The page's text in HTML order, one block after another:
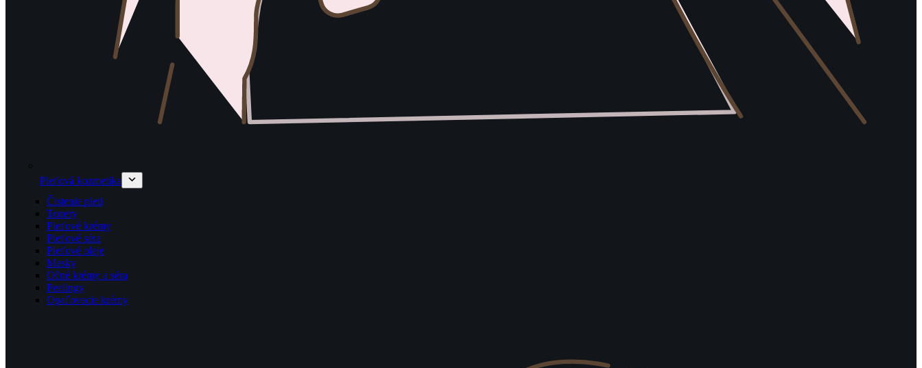
Pleťová kozmetika
Čistenie pleti
Tonery
Pleťové krémy
Pleťové séra
Pleťové oleje
Masky
Očné krémy a séra
Peelingy
Opaľovacie krémy